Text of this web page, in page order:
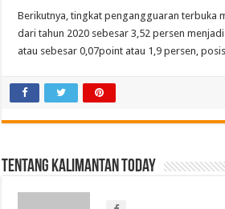
Berikutnya, tingkat pengangguaran terbuka
dari tahun 2020 sebesar 3,52 persen
atau sebesar 0,07point atau 1,9 persen,
Tentang Kalimantan Today